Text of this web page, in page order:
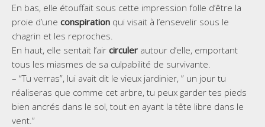
En bas, elle étouffait sous cette impression folle d’être la
proie d’une conspiration qui visait à l’ensevelir sous le
chagrin et les reproches.
En haut, elle sentait l’air circuler autour d’elle, emportant
tous les miasmes de sa culpabilité de survivante.
– “Tu verras”, lui avait dit le vieux jardinier, ” un jour tu
réaliseras que comme cet arbre, tu peux garder tes pieds
bien ancrés dans le sol, tout en ayant la tête libre dans le
vent.”